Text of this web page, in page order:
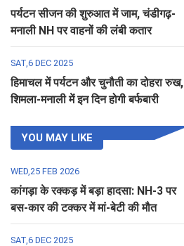
पर्यटन सीजन की शुरुआत में जाम, चंडीगढ़-
मनाली NH पर वाहनों की लंबी कतार
SAT,6 DEC 2025
हिमाचल में पर्यटन और चुनौती का दोहरा रुख,
शिमला-मनाली में इन दिन होगी बर्फबारी
YOU MAY LIKE
WED,25 FEB 2026
कांगड़ा के रक्कड़ में बड़ा हादसा: NH-3 पर
बस-कार की टक्कर में मां-बेटी की मौत
SAT,6 DEC 2025